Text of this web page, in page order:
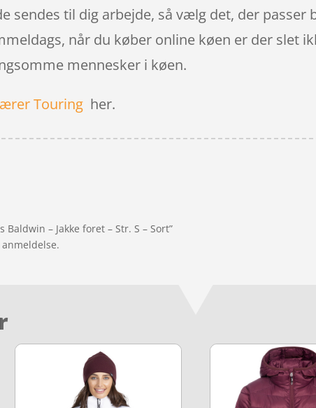
sendes til dig arbejde, så vælg det, der passer
når du køber online køen er der slet
mennesker i køen.
Touring her.
– Jakke foret – Str. S – Sort”